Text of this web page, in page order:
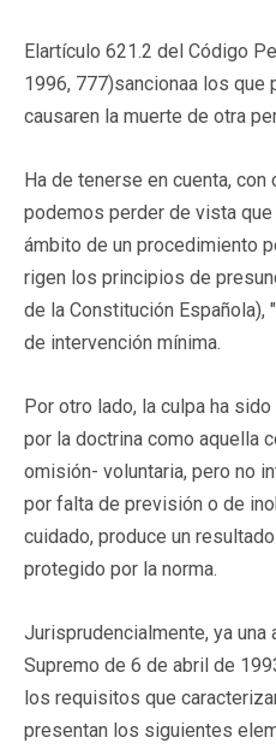
Elartículo 621.2 del Código
1996, 777)sancionaa los que
causaren la muerte de otra
Ha de tenerse en cuenta, con
podemos perder de vista
ámbito de un procedimiento
rigen los principios de
de la Constitución Española),
de intervención mínima.
Por otro lado, la culpa ha
por la doctrina como aquella
omisión- voluntaria, pero no
por falta de previsión o de
cuidado, produce un
protegido por la norma.
Jurisprudencialmente, ya una
Supremo de 6 de abril de
los requisitos que
presentan los siguientes